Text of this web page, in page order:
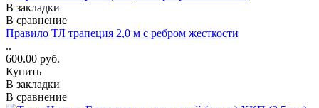
В закладки
В сравнение
Правило ТЛ трапеция 2,0 м с ребром жесткости
..
600.00 руб.
Купить
В закладки
В сравнение